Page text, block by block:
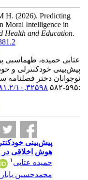
M H.(2026).Predicting
Moral Intelligence in
Health and Education
عتابی حمیده، طهماسبی
پیش‌بینی خودکنترلی و
۱۰,۳۲۵۹۸/JECHE.۶.۴.۳۸۱.۲
پیش‌بینی
هوش اخلاقی در
حمیده عتابی
محمدحسین